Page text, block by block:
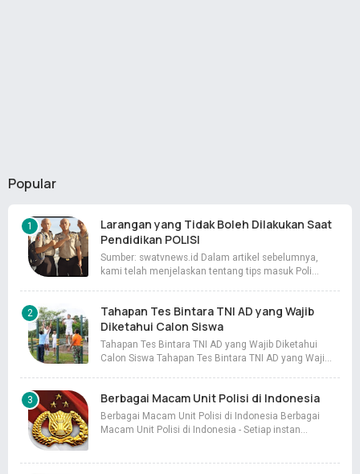
Popular
Larangan yang Tidak Boleh Dilakukan Saat
Pendidikan POLISI
Sumber: swatvnews.id Dalam artikel sebelumnya,
kami telah menjelaskan tentang tips masuk Poli…
Tahapan Tes Bintara TNI AD yang Wajib
Diketahui Calon Siswa
Tahapan Tes Bintara TNI AD yang Wajib Diketahui
Calon Siswa Tahapan Tes Bintara TNI AD yang Waji…
Berbagai Macam Unit Polisi di Indonesia
Berbagai Macam Unit Polisi di Indonesia Berbagai
Macam Unit Polisi di Indonesia - Setiap instan…